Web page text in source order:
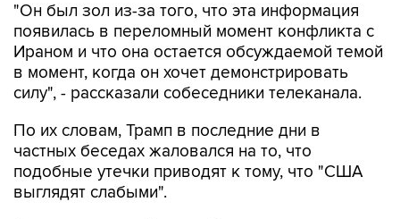
"Он был зол из-за того, что эта информация
появилась в переломный момент конфликта с
Ираном и что она остается обсуждаемой темой
в момент, когда он хочет демонстрировать
силу", - рассказали собеседники телеканала.
По их словам, Трамп в последние дни в
частных беседах жаловался на то, что
подобные утечки приводят к тому, что "США
выглядят слабыми".